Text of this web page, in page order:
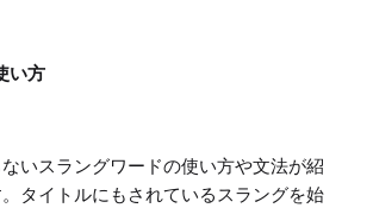
いスラングワードの使い方や文法が紹
タイトルにもされているスラングを始